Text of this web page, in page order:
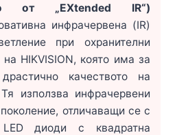
от „EXtended IR“)
инфрачервена (IR)
при охранителни
HIKVISION, която има за
качеството на
използва инфрачервени
отличаващи се с
LED диоди с квадратна